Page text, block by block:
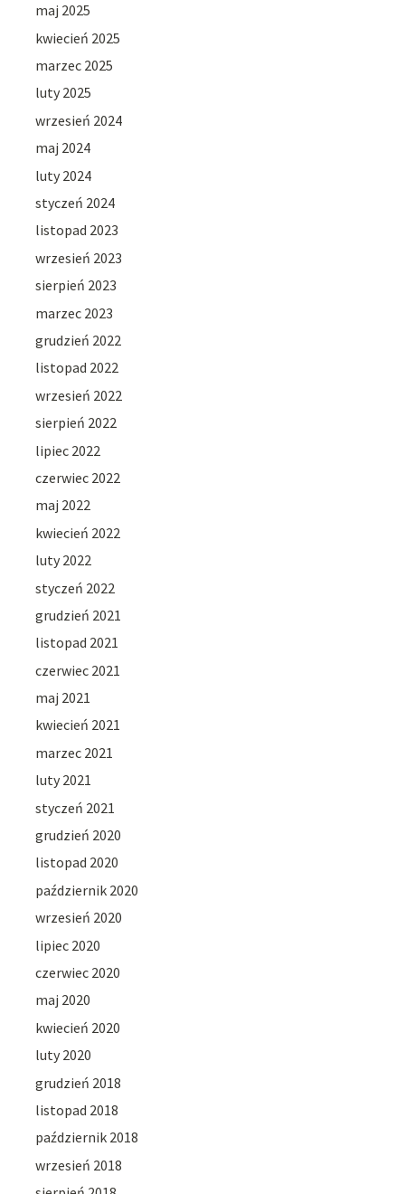
maj 2025
kwiecień 2025
marzec 2025
luty 2025
wrzesień 2024
maj 2024
luty 2024
styczeń 2024
listopad 2023
wrzesień 2023
sierpień 2023
marzec 2023
grudzień 2022
listopad 2022
wrzesień 2022
sierpień 2022
lipiec 2022
czerwiec 2022
maj 2022
kwiecień 2022
luty 2022
styczeń 2022
grudzień 2021
listopad 2021
czerwiec 2021
maj 2021
kwiecień 2021
marzec 2021
luty 2021
styczeń 2021
grudzień 2020
listopad 2020
październik 2020
wrzesień 2020
lipiec 2020
czerwiec 2020
maj 2020
kwiecień 2020
luty 2020
grudzień 2018
listopad 2018
październik 2018
wrzesień 2018